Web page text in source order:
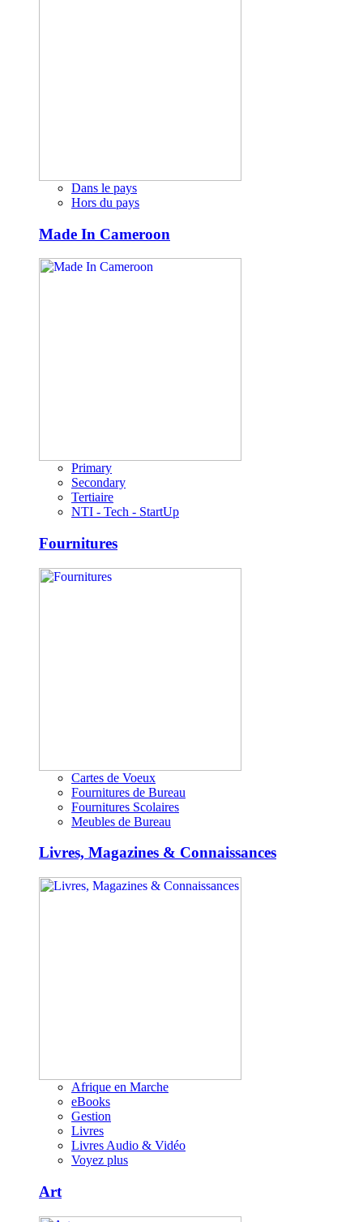
Dans le pays
Hors du pays
Made In Cameroon
Primary
Secondary
Tertiaire
NTI - Tech - StartUp
Fournitures
Cartes de Voeux
Fournitures de Bureau
Fournitures Scolaires
Meubles de Bureau
Livres, Magazines & Connaissances
Afrique en Marche
eBooks
Gestion
Livres
Livres Audio & Vidéo
Voyez plus
Art